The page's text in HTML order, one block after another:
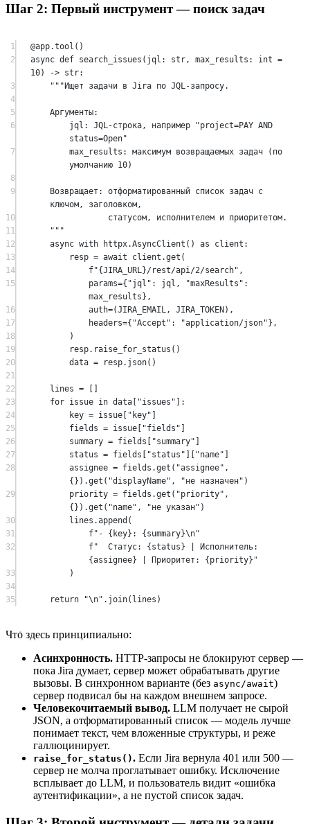
Шаг 2: Первый инструмент — поиск задач
1 @app.tool ()
2
async def search_issues (jql: str, max_results: int =
10) -> str:
3
"""Ищет задачи в Jira по JQL-запросу.
4
5
Аргументы:
6
jql: JQL-строка, например "project=PAY AND
status=Open"
7
max_results: максимум возвращаемых задач (по
умолчанию 10)
8
9
Возвращает: отформатированный список задач с
ключом, заголовком,
10
статусом, исполнителем и приоритетом.
11
"""
12
async with httpx.AsyncClient() as client:
13
resp = await client.get(
14
f"{JIRA_URL}/rest/api/2/search" ,
15
params={ "jql" : jql, "maxResults" :
max_results},
16
auth=(JIRA_EMAIL, JIRA_TOKEN ),
17
headers={ "Accept" : "application/json" },
18
)
19
resp.raise_for_status()
20
data = resp.json()
21
22
lines = []
23
for issue in data[ "issues" ]:
24
key = issue[ "key"
25
fields = issue[ "fields"
26
summary = fields[ "summary"
27
status = fields[ "status" "name"
28
assignee = fields.get( "assignee" ,
{}).get( "displayName" , "не назначен" )
29
priority = fields.get( "priority" ,
{}).get( "name" , "не указан" )
30
lines.append(
31
f"- { key} : { summary}\n"
32
f"  Статус: { status }
{assignee} | Приоритет: { priority} "
33
)
34
35
return "\n" .join(lines)
Что здесь принципиально:
Асинхронность. HTTP-запросы не блокируют сервер —
пока Jira думает, сервер может обрабатывать другие
вызовы. В синхронном варианте (без async/await)
сервер подвисал бы на каждом внешнем запросе.
Человекочитаемый вывод. LLM получает не сырой
JSON, а отформатированный список — модель лучше
понимает текст, чем вложенные структуры, и реже
галлюцинирует.
raise_for_status(). Если Jira вернула 401 или 500 —
сервер не молча проглатывает ошибку. Исключение
всплывает до LLM, и пользователь видит «ошибка
аутентификации», а не пустой список задач.